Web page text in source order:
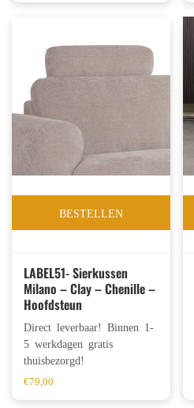
BESTELLEN
LABEL51- Sierkussen
Milano – Clay – Chenille –
Hoofdsteun
Direct leverbaar! Binnen 1-
5 werkdagen gratis
thuisbezorgd!
€79,00